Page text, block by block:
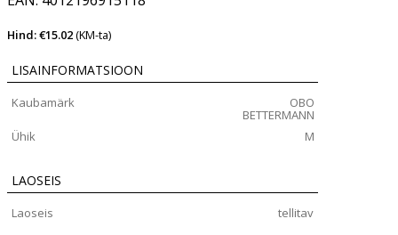
Hind: €15.02(KM-ta)
LISAINFORMATSIOON
Kaubamärk OBO
BETTERMANN
Ühik
M
LAOSEIS
Laoseis tellitav